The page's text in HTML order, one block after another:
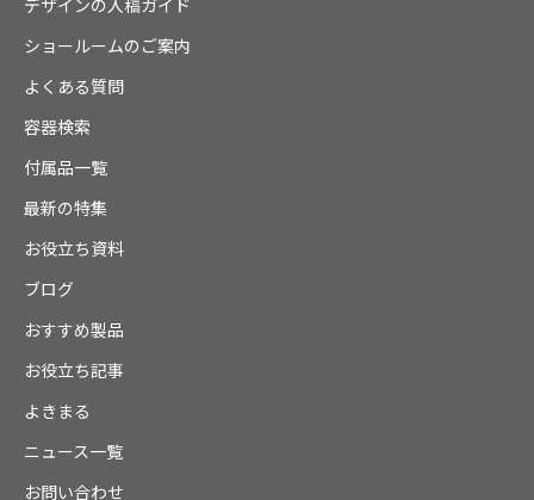
ショールームのご案内
よくある質問
容器検索
付属品一覧
最新の特集
お役立ち資料
ブログ
おすすめ製品
お役立ち記事
よきまる
ニュース一覧
お問い合わせ